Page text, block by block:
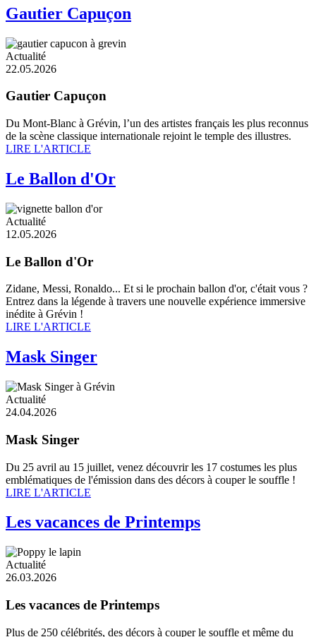
Gautier Capuçon
Actualité
22.05.2026
Gautier Capuçon
Du Mont-Blanc à Grévin, l’un des artistes français les plus reconnus
de la scène classique internationale rejoint le temple des illustres.
LIRE L'ARTICLE
Le Ballon d'Or
Actualité
12.05.2026
Le Ballon d'Or
Zidane, Messi, Ronaldo... Et si le prochain ballon d'or, c'était vous ?
Entrez dans la légende à travers une nouvelle expérience immersive
inédite à Grévin !
LIRE L'ARTICLE
Mask Singer
Actualité
24.04.2026
Mask Singer
Du 25 avril au 15 juillet, venez découvrir les 17 costumes les plus
emblématiques de l'émission dans des décors à couper le souffle !
LIRE L'ARTICLE
Les vacances de Printemps
Actualité
26.03.2026
Les vacances de Printemps
Plus de 250 célébrités, des décors à couper le souffle et même du